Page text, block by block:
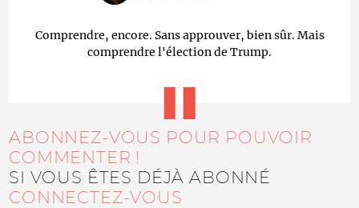
Comprendre, encore. Sans approuver, bien sûr. Mais
comprendre l'élection de Trump.
ABONNEZ-VOUS POUR POUVOIR
COMMENTER !
SI VOUS ÊTES DÉJÀ ABONNÉ
CONNECTEZ-VOUS